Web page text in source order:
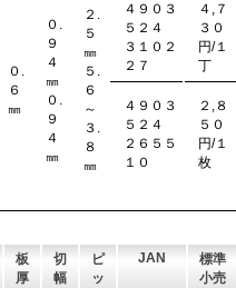
０.
６
㎜
０.
９
４
㎜
０.
９
４
㎜
２.
５
㎜
５.
６
～
３.
８
㎜
４９０３
５２４
３１０２
２７
４,７
３０
円/１
丁
４９０３
５２４
２６５５
１０
２,８
５０
円/１
枚
板
厚
切
幅
ピ
ッ
JAN
標準
小売